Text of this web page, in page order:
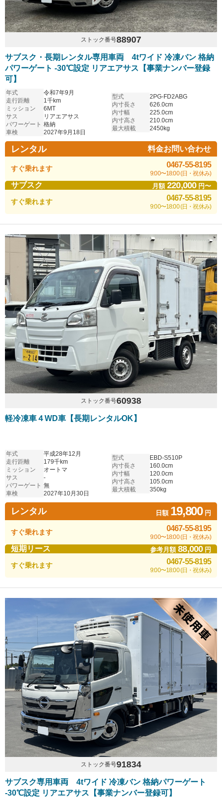
ストック番号88907
サブスク・長期レンタル専用車両 4tワイド 冷凍バン 格納
パワーゲート -30℃設定 リアエアサス【事業ナンバー登録
可】
年式
令和7年9月
走行距離
1千km
ミッション
6MT
サス
リアエアサス
パワーゲート 格納
車検
2027年9月18日
型式
2PG-FD2ABG
内寸長さ
626.0cm
内寸幅
225.0cm
内寸高さ
210.0cm
最大積載
2450kg
レンタル 料金お問い合わせ
すぐ乗れます 0467-55-8195
9:00〜18:00 (日・祝休み)
サブスク 月額220,000円〜
すぐ乗れます 0467-55-8195
9:00〜18:00 (日・祝休み)
ストック番号60938
軽冷凍車４WD車【長期レンタルOK】
年式
平成28年12月
走行距離
179千km
ミッション
オートマ
サス
-
パワーゲート 無
車検
2027年10月30日
型式
EBD-S510P
内寸長さ
160.0cm
内寸幅
120.0cm
内寸高さ
105.0cm
最大積載
350kg
レンタル 日額 19,800円
すぐ乗れます 0467-55-8195
9:00〜18:00 (日・祝休み)
短期リース 参考月額88,000円
すぐ乗れます 0467-55-8195
9:00〜18:00 (日・祝休み)
ストック番号91834
サブスク専用車両 4tワイド 冷凍バン 格納パワーゲート
-30℃設定 リアエアサス【事業ナンバー登録可】